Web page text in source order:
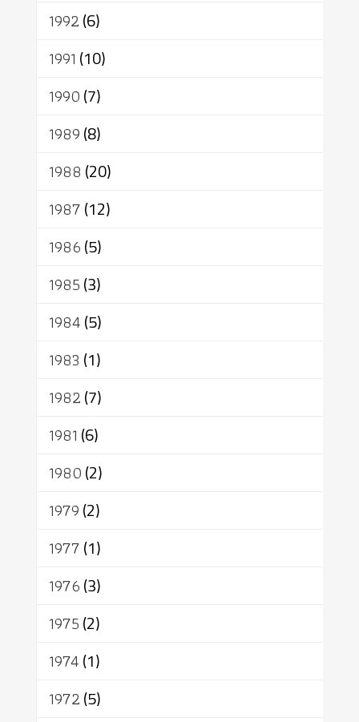
1992(6)
1991 (10)
1990(7)
1989(8)
1988 (20)
1987(12)
1986(5)
1985(3)
1984(5)
1983 (1)
1982(7)
1981 (6)
1980(2)
1979(2)
1977(1)
1976(3)
1975(2)
1974(1)
1972(5)